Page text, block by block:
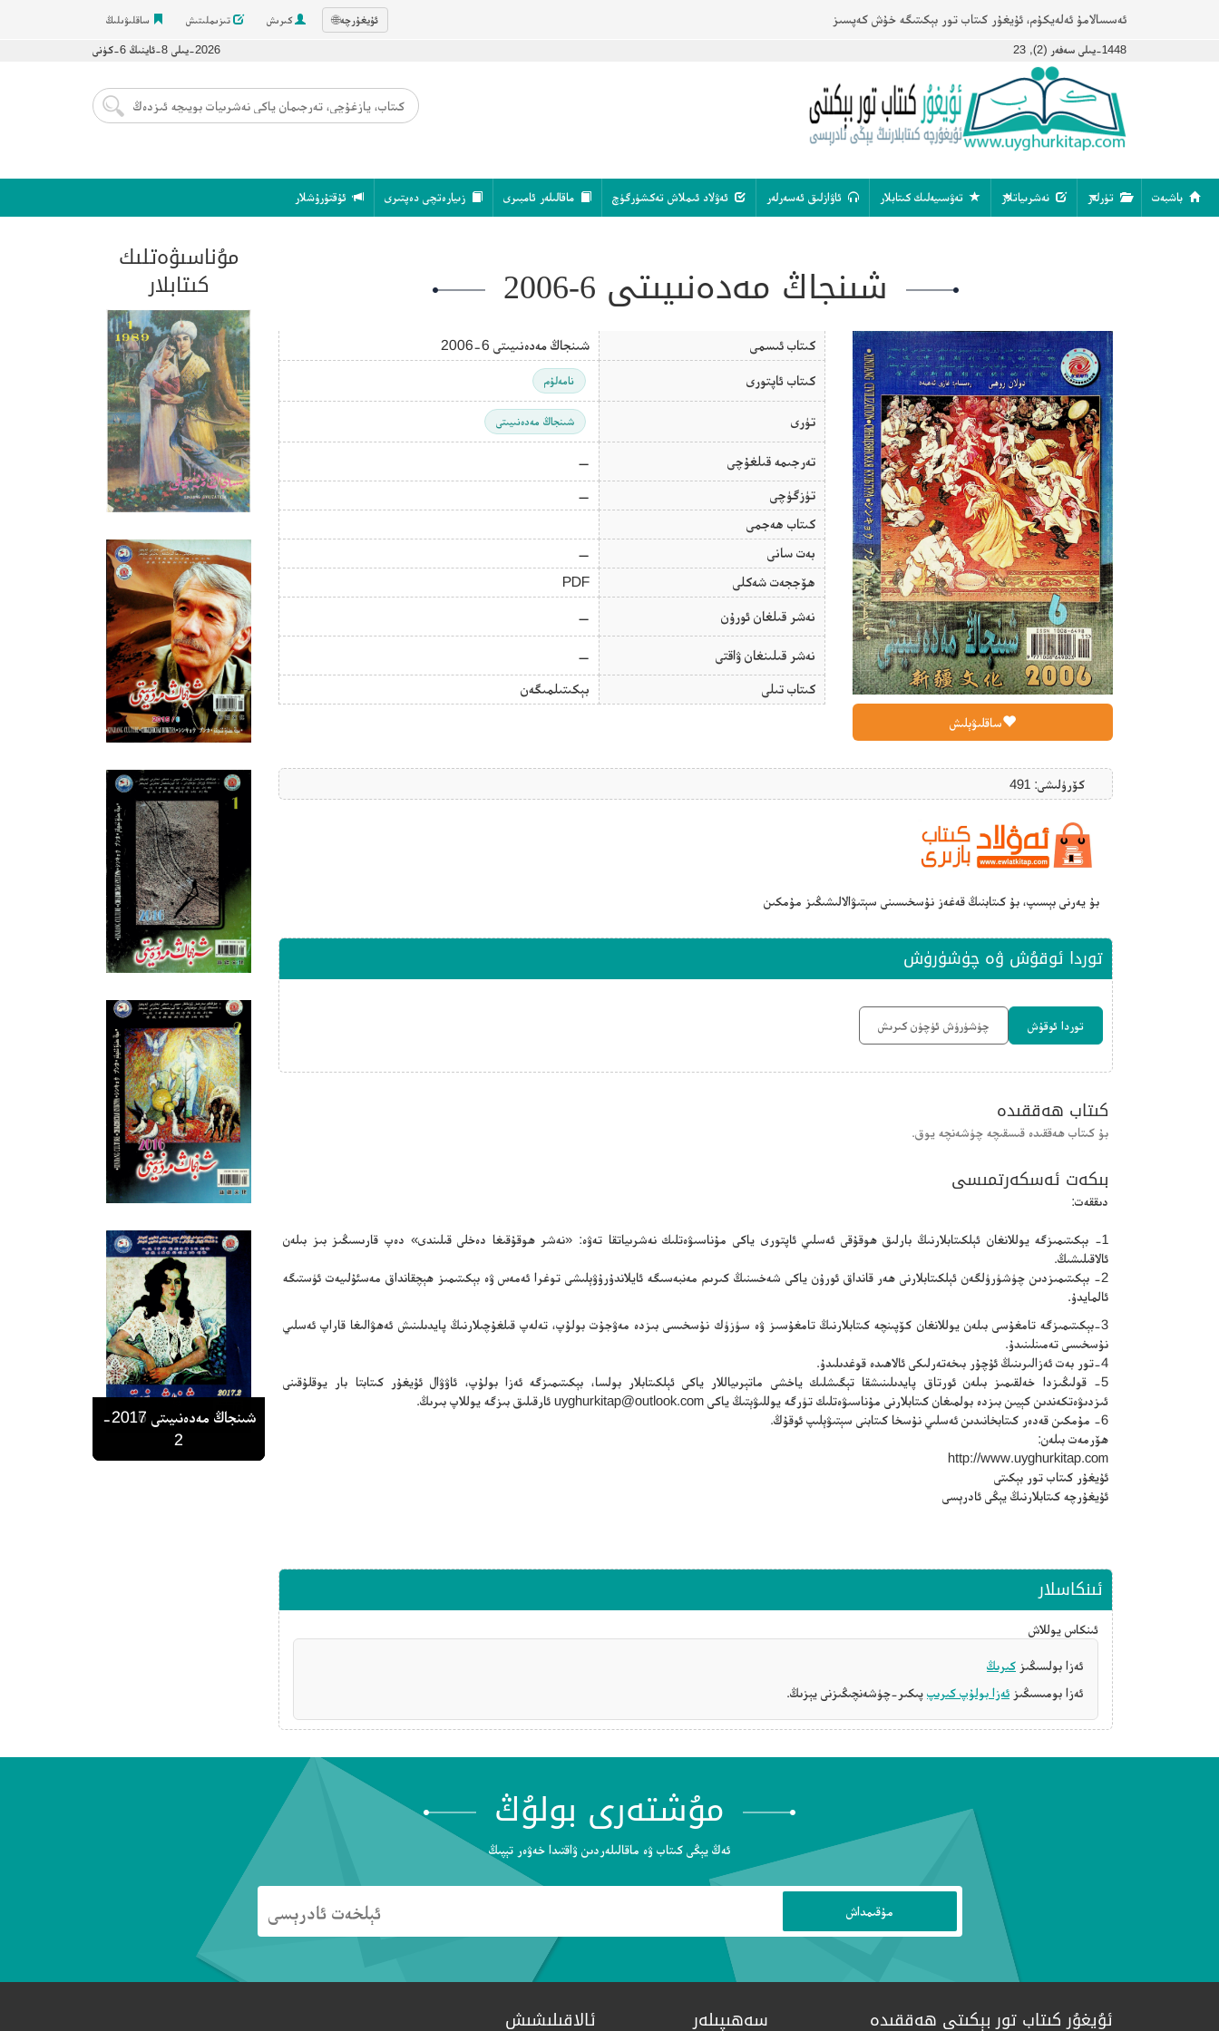
ئەسسالامۇ ئەلەيكۇم، ئۇيغۇر كىتاب تور بېكىتىگە خۇش كەپسىز ئۇيغۇرچە🌐 كىرىش تىزىملىتىش ساقلىۋىلىڭ
1448-يىلى سەفەر (2), 23 2026-يىلى 8-ئاينىڭ 6-كۈنى
باشبەت تۈرلەر نەشرىياتلار تەۋسىيەلىك كىتابلار ئاۋازلىق ئەسەرلەر ئەۋلاد ئىملاش تەكشۈرگۈچ ماقالىلەر ئامبىرى زىيارەتچى دەپتىرى ئۇقتۇرۇشلار
شىنجاڭ مەدەنىيىتى 6-2006
ساقلىۋېلىش
كىتاب ئىسمى شىنجاڭ مەدەنىيىتى 6-2006
كىتاب ئاپتورى نامەلۇم
تۈرى شىنجاڭ مەدەنىيىتى
تەرجىمە قىلغۇچى —
تۈزگۈچى
—
كىتاب ھەجمى
بەت سانى
—
ھۆججەت شەكلى
PDF
نەشر قىلغان ئورۇن —
نەشر قىلىنغان ۋاقتى —
كىتاب تىلى بېكىتىلمىگەن
كۆرۈلىشى: 491
بۇ يەرنى بېسىپ، بۇ كىتابنىڭ قەغەز نۇسخىسىنى سېتىۋالالىشىڭىز مۇمكىن
توردا ئوقۇش ۋە چۈشۈرۈش
توردا ئوقۇش چۈشۈرۈش ئۈچۈن كىرىش
كىتاب ھەققىدە
بۇ كىتاب ھەققىدە قىسقىچە چۈشەنچە يوق.
بىكەت ئەسكەرتمىسى
دىققەت:
1- بېكىتىمىزگە يوللانغان ئېلكىتابلارنىڭ بارلىق ھوقۇقى ئەسلىي ئاپتورى ياكى مۇناسىۋەتلىك نەشرىياتقا تەۋە: «نەشر ھوقۇقىغا دەخلى قىلىندى» دەپ قارىسىڭىز بىز بىلەن
ئالاقىلىشىڭ.
2- بېكىتىمىزدىن چۈشۈرۈلگەن ئېلكىتابلارنى ھەر قانداق ئورۇن ياكى شەخسنىڭ كىرىم مەنبەسىگە ئايلاندۇرۇۋېلىشى توغرا ئەمەس ۋە بېكىتىمىز ھېچقانداق مەسئۇلىيەت ئۈستىگە
ئالمايدۇ.
3-بېكىتىمىزگە تامغۇسى بىلەن يوللانغان كۆپىنچە كىتابلارنىڭ تامغۇسىز ۋە سۈزۈك نۇسخىسى بىزدە مەۋجۇت بولۇپ، تەلەپ قىلغۇچىلارنىڭ پايدىلىنىش ئەھۋالىغا قاراپ ئەسلىي
نۇسخىسى تەمىنلىنىدۇ.
4-تور بەت ئەزالىرىنىڭ ئۇچۇر بىخەتەرلىكى ئالاھىدە قوغدىلىدۇ.
5- قولىڭىزدا خەلقىمىز بىلەن ئورتاق پايدىلىنىشقا تېگىشلىك ياخشى ماتېرىياللار ياكى ئېلكىتابلار بولسا، بېكىتىمىزگە ئەزا بولۇپ، ئاۋۋال ئۇيغۇر كىتابتا بار يوقلۇقىنى
ئىزدىۋەتكەندىن كېيىن بىزدە بولمىغان كىتابلارنى مۇناسىۋەتلىك تۈرگە يوللىۋېتىڭ ياكى uyghurkitap@outlook.com ئارقىلىق بىزگە يوللاپ بىرىڭ.
6- مۇمكىن قەدەر كىتابخانىدىن ئەسلىي نۇسخا كىتابنى سېتىۋېلىپ ئوقۇڭ.
ھۆرمەت بىلەن:
http://www.uyghurkitap.com
ئۇيغۇر كىتاب تور بېكىتى
ئۇيغۇرچە كىتابلارنىڭ يېڭى ئادرېسى
ئىنكاسلار
ئىنكاس يوللاش
ئەزا بولسىڭىز كىرىڭ
ئەزا بومىسىڭىز ئەزا بولۇپ كىرىپ پىكىر-چۈشەنچىڭىزنى يېزىڭ.
مۇناسىۋەتلىك
كىتابلار
شىنجاڭ مەدەنىيىتى 1989-
1
شىنجاڭ مەدەنىيىتى 2015-
6
شىنجاڭ مەدەنىيىتى 2016-
1
شىنجاڭ مەدەنىيىتى 2016-
2
شىنجاڭ مەدەنىيىتى 2017-
2
مۇشتەرى بولۇڭ
ئەڭ يېڭى كىتاب ۋە ماقالىلەردىن ۋاقتىدا خەۋەر تېپىڭ
ئۇيغۇر كىتاب تور بېكىتى ھەققىدە سەھىپىلەر ئالاقىلىشىش